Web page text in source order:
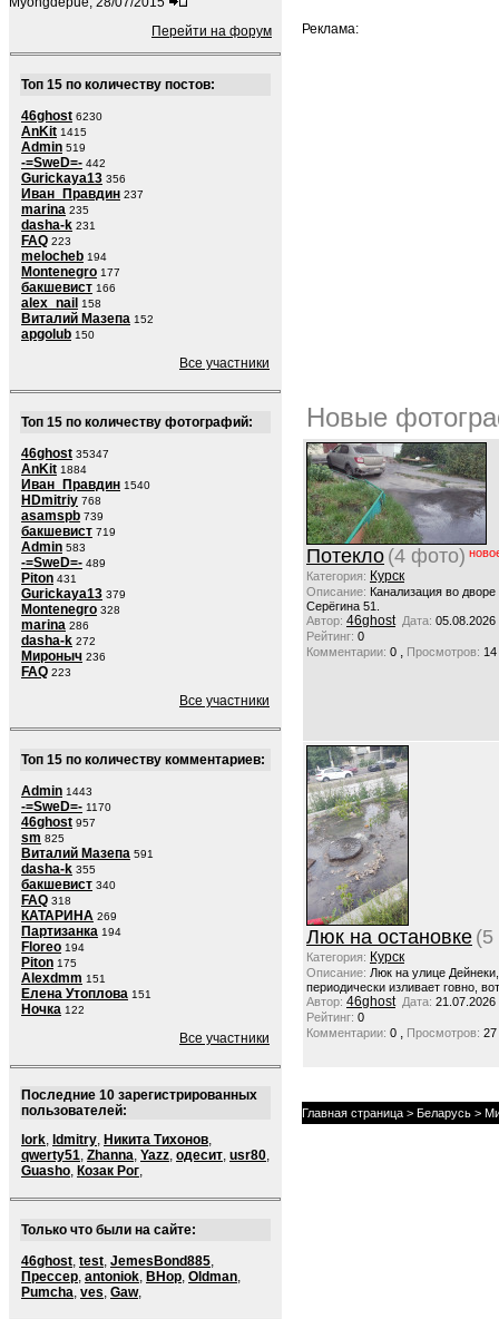
Перейти на форум
Топ 15 по количеству постов:
46ghost 6230
AnKit 1415
Admin 519
-=SweD=- 442
Gurickaya13 356
Иван_Правдин 237
marina 235
dasha-k 231
FAQ 223
melocheb 194
Montenegro 177
бакшевист 166
alex_nail 158
Виталий Мазепа 152
apgolub 150
Все участники
Топ 15 по количеству фотографий:
46ghost 35347
AnKit 1884
Иван_Правдин 1540
HDmitriy 768
asamspb 739
бакшевист 719
Admin 583
-=SweD=- 489
Piton 431
Gurickaya13 379
Montenegro 328
marina 286
dasha-k 272
Мироныч 236
FAQ 223
Все участники
Топ 15 по количеству комментариев:
Admin 1443
-=SweD=- 1170
46ghost 957
sm 825
Виталий Мазепа 591
dasha-k 355
бакшевист 340
FAQ 318
КАТАРИНА 269
Партизанка 194
Floreo 194
Piton 175
Alexdmm 151
Елена Утоплова 151
Ночка 122
Все участники
Последние 10 зарегистрированных
пользователей:
lork, ldmitry, Никита Тихонов,
qwerty51, Zhanna, Yazz, одесит, usr80,
Guasho, Козак Рог,
Только что были на сайте:
46ghost, test, JemesBond885,
Прессер, antoniok, BHop, Oldman,
Pumcha, ves, Gaw,
Реклама:
Новые
Потекло (4 фото)
Категория: Курск
Описание: Канализация во
Серёгина 51.
Автор: 46ghost Дата: 05.08.2026
Рейтинг: 0
Комментарии: 0 , Просмотров: 14
Люк на остановке (5
Категория: Курск
Описание: Люк на улице
периодически изливает говно,
Автор: 46ghost Дата: 21.07.2026
Рейтинг: 0
Комментарии: 0 , Просмотров: 27
Главная страница > Беларусь >